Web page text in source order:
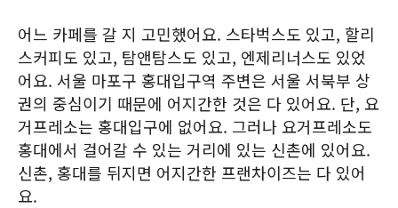
어느 카페를 갈 지 고민했어요. 스타벅스도 있고, 할리
스커피도 있고, 탐앤탐스도 있고, 엔제리너스도 있었
어요. 서울 마포구 홍대입구역 주변은 서울 서북부 상
권의 중심이기 때문에 어지간한 것은 다 있어요. 단, 요
거프레소는 홍대입구에 없어요. 그러나 요거프레소도
홍대에서 걸어갈 수 있는 거리에 있는 신촌에 있어요.
신촌, 홍대를 뒤지면 어지간한 프랜차이즈는 다 있어
요.